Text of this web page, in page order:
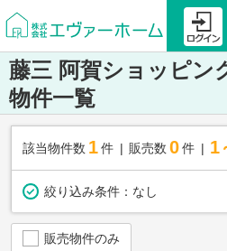
藤三 阿賀ショッピン
物件一覧
該当物件数 1件 販売数 0 件 1
絞り込み条件： なし
販売物件のみ